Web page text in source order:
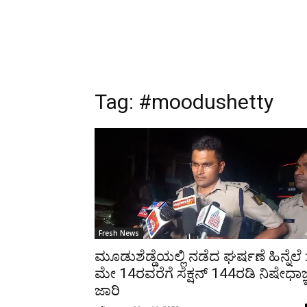
Tag: #moodushetty
Fresh News
ಮೂಡುಶೆಡ್ಡೆಯಲ್ಲಿ ನಡೆದ ಘರ್ಷಣೆ ಹಿನ್ನೆಲೆ :
ಮೇ 14ರವರೆಗೆ ಸೆಕ್ಷನ್ 144ರಡಿ
ಜಾರಿ